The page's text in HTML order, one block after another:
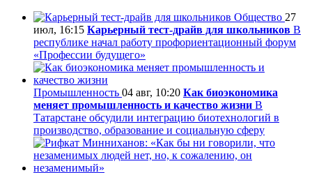
Общество 27
июл, 16:15 Карьерный тест-драйв для школьников В
республике начал работу профориентационный форум
«Профессии будущего»
Промышленность 04 авг, 10:20 Как биоэкономика
меняет промышленность и качество жизни В
Татарстане обсудили интеграцию биотехнологий в
производство, образование и социальную сферу